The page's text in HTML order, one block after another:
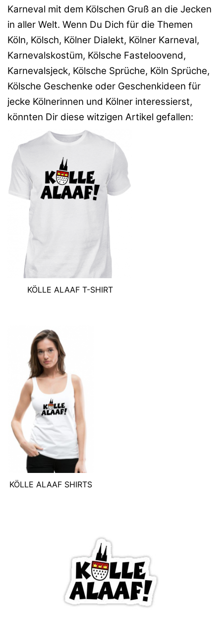
Karneval mit dem Kölschen Gruß an die Jecken
in aller Welt. Wenn Du Dich für die Themen
Köln, Kölsch, Kölner Dialekt, Kölner Karneval,
Karnevalskostüm, Kölsche Fasteloovend,
Karnevalsjeck, Kölsche Sprüche, Köln Sprüche,
Kölsche Geschenke oder Geschenkideen für
jecke Kölnerinnen und Kölner interessierst,
könnten Dir diese witzigen Artikel gefallen:
KÖLLE ALAAF T-SHIRT
KÖLLE ALAAF SHIRTS